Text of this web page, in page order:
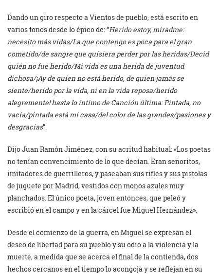
Dando un giro respecto a Vientos de pueblo, está escrito en
varios tonos desde lo épico de: “Herido estoy, miradme:
necesito más vidas/La que contengo es poca para el gran
cometido/de sangre que quisiera perder por las heridas/Decid
quién no fue herido/Mi vida es una herida de juventud
dichosa/¡Ay de quien no está herido, de quien jamás se
siente/herido por la vida, ni en la vida reposa/herido
alegremente! hasta lo íntimo de Canción última: Pintada, no
vacía/pintada está mi casa/del color de las grandes/pasiones y
desgracias”.
Dijo Juan Ramón Jiménez, con su acritud habitual: «Los poetas
no tenían convencimiento de lo que decían. Eran señoritos,
imitadores de guerrilleros, y paseaban sus rifles y sus pistolas
de juguete por Madrid, vestidos con monos azules muy
planchados. El único poeta, joven entonces, que peleó y
escribió en el campo y en la cárcel fue Miguel Hernández».
Desde el comienzo de la guerra, en Miguel se expresan el
deseo de libertad para su pueblo y su odio a la violencia y la
muerte, a medida que se acerca el final de la contienda, dos
hechos cercanos en el tiempo lo acongoja y se reflejan en su